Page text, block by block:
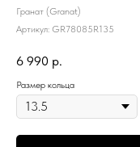
Гранат (Granat)
Артикул: GR78085R135
6 990 р.
Размер кольца